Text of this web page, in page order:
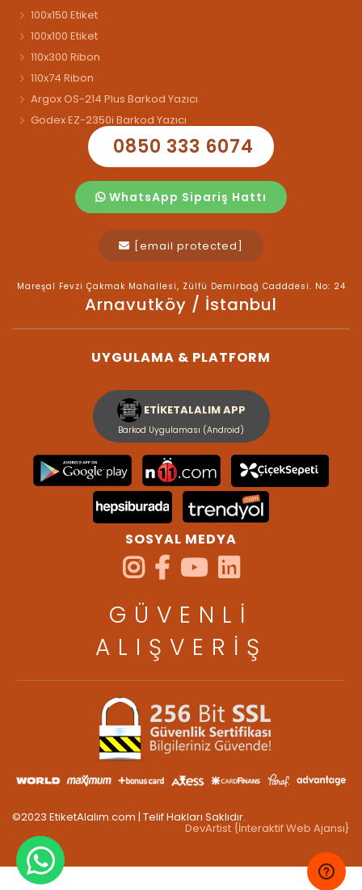
100x150 Etiket
100x100 Etiket
110x300 Ribon
110x74 Ribon
Argox OS-214 Plus Barkod Yazıcı
Godex EZ-2350i Barkod Yazıcı
0850 333 6074
WhatsApp Sipariş Hattı
[email protected]
Mareşal Fevzi Çakmak Mahallesi, Zülfü Demirbağ Cadddesi. No: 24
Arnavutköy / İstanbul
UYGULAMA & PLATFORM
ETİKETALALIM APP
Barkod Uygulaması (Android)
SOSYAL MEDYA
GÜVENLİ
ALIŞVERİŞ
©2023 EtiketAlalım.com | Telif Hakları Saklıdır.
DevArtist {İnteraktif Web Ajansı}